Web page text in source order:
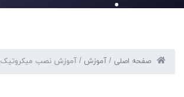
صفحه اصلی / آموزش / آموزش نصب میکروتیک CHR